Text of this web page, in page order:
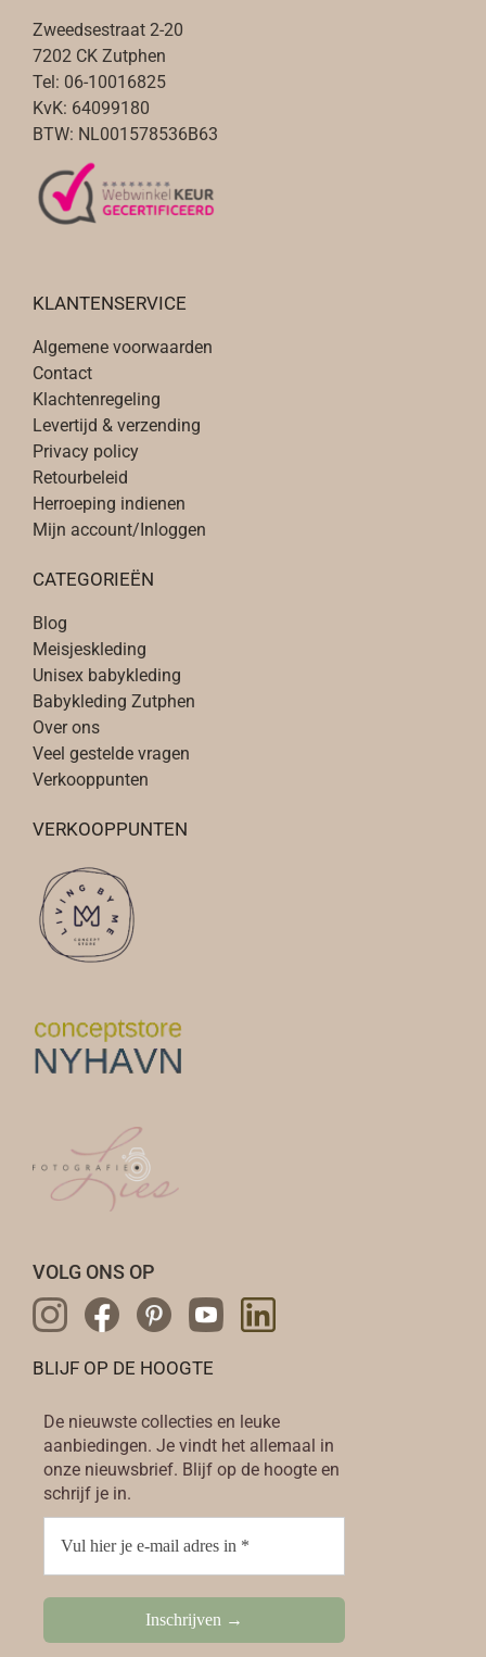
Zweedsestraat 2-20
7202 CK Zutphen
Tel: 06-10016825
KvK: 64099180
BTW: NL001578536B63
KLANTENSERVICE
Algemene voorwaarden
Contact
Klachtenregeling
Levertijd & verzending
Privacy policy
Retourbeleid
Herroeping indienen
Mijn account/Inloggen
CATEGORIEËN
Blog
Meisjeskleding
Unisex babykleding
Babykleding Zutphen
Over ons
Veel gestelde vragen
Verkooppunten
VERKOOPPUNTEN
VOLG ONS OP
BLIJF OP DE HOOGTE
De nieuwste collecties en leuke
aanbiedingen. Je vindt het allemaal in
onze nieuwsbrief. Blijf op de hoogte en
schrijf je in.